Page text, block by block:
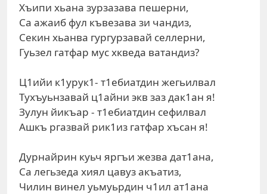
Хъипи хьана зурзазава пешерни,
Са ажаиб фул къвезава зи чандиз,
Секин хьанва гургурзавай селлерни,
Гуьзел гатфар мус хкведа ватандиз?
Ц1ийи к1урук1- т1ебиатдин жегьилвал
Тухъуьнзавай ц1айни экв заз дак1ан я!
Зулун йикъар - т1ебиатдин сефилвал
Ашкъ ргазвай рик1из гатфар хъсан я!
Дурнайрин куьч яргъи жезва дат1ана,
Са легьзеда хиял цавуз акъатиз,
Чилин винел уьмуьрдин ч1ил ат1ана